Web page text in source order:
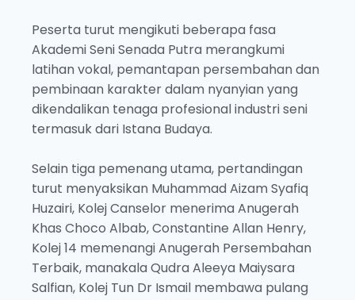
Peserta turut mengikuti beberapa fasa
Akademi Seni Senada Putra merangkumi
latihan vokal, pemantapan persembahan dan
pembinaan karakter dalam nyanyian yang
dikendalikan tenaga profesional industri seni
termasuk dari Istana Budaya.
Selain tiga pemenang utama, pertandingan
turut menyaksikan Muhammad Aizam Syafiq
Huzairi, Kolej Canselor menerima Anugerah
Khas Choco Albab, Constantine Allan Henry,
Kolej 14 memenangi Anugerah Persembahan
Terbaik, manakala Qudra Aleeya Maiysara
Salfian, Kolej Tun Dr Ismail membawa pulang